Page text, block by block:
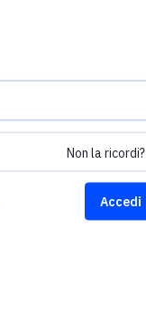
Non la ricordi?